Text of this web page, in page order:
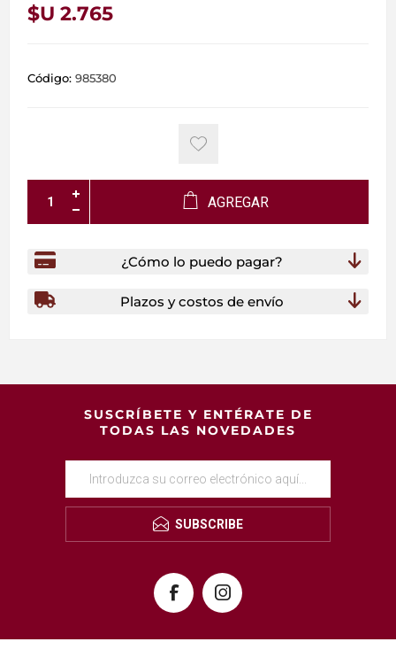
$U 2.765
Código: 985380
AGREGAR
¿Cómo lo puedo pagar?
Plazos y costos de envío
SUSCRÍBETE Y ENTÉRATE DE
TODAS LAS NOVEDADES
SUBSCRIBE